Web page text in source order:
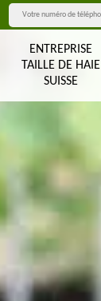
ENTREPRISE
TAILLE DE HAIE
SUISSE